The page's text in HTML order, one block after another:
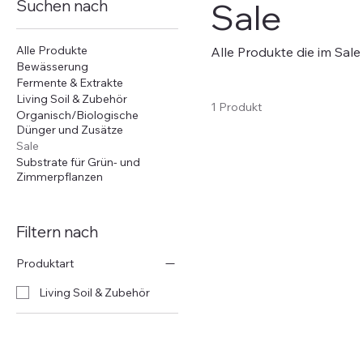
Suchen nach
Alle Produkte
Bewässerung
Fermente & Extrakte
Living Soil & Zubehör
Organisch/Biologische
Dünger und Zusätze
Sale
Substrate für Grün- und
Zimmerpflanzen
Filtern nach
Produktart
Living Soil & Zubehör
Sale
Alle Produkte die im
1 Produkt